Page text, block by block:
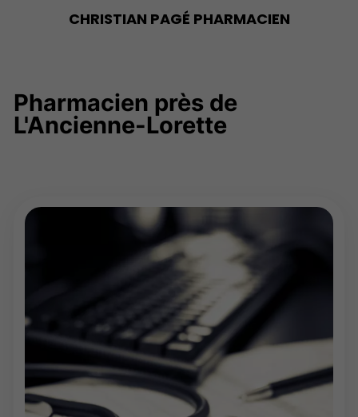
CHRISTIAN PAGÉ PHARMACIEN
Pharmacien près de
L'Ancienne-Lorette